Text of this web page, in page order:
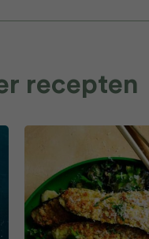
recepten